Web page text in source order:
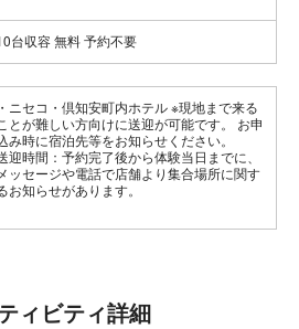
台収容 無料 予約不要
ニセコ・倶知安町内ホテル ※現地まで来る
ことが難しい方向けに送迎が可能です。 お申
み時に宿泊先等をお知らせください。
迎時間：予約完了後から体験当日までに、
メッセージや電話で店舗より集合場所に関す
お知らせがあります。
ィビティ詳細